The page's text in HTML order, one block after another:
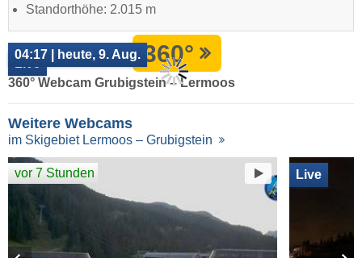
Standorthöhe: 2.015 m
360°
Live
04:17 | heute, 9. Aug.
360° Webcam Grubigstein – Lermoos
Weitere Webcams
im Skigebiet Lermoos – Grubigstein
vor 7 Stunden Live